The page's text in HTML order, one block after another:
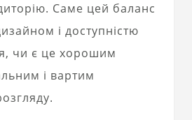
Саме цей баланс
і доступністю
чи є це хорошим
і вартим